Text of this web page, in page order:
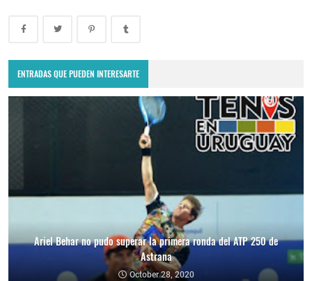
ENTRADAS QUE PUEDEN INTERESARTE
Ariel Behar no pudo superar la primera ronda del ATP 250 de
Astrana
October 28, 2020